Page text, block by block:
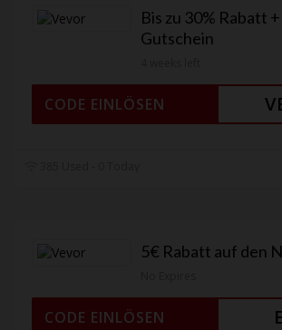
Bis zu 30% Rabatt
Gutschein
CODE EINLÖSEN
5€ Rabatt auf den
CODE EINLÖSEN